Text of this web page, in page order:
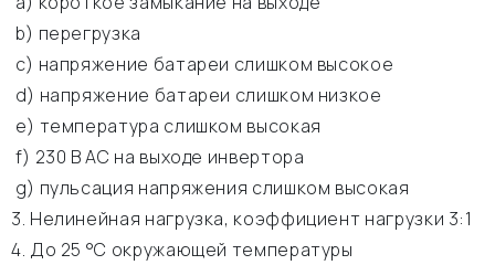
b) перегрузка
c) напряжение батареи слишком высокое
d) напряжение батареи слишком низкое
e) температура слишком высокая
f) 230 В АС на выходе инвертора
g) пульсация напряжения слишком высокая
3. Нелинейная нагрузка, коэффициент нагрузки 3:1
4. До 25 °C окружающей температуры